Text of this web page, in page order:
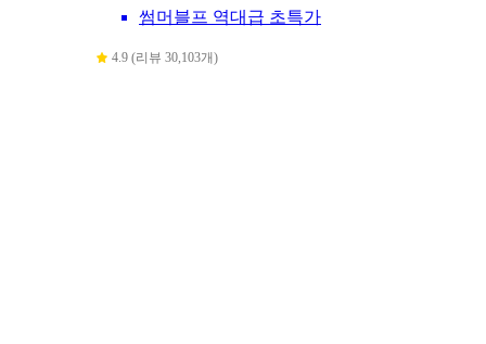
썸머블프 역대급 초특가
4.9 (리뷰 30,103개)